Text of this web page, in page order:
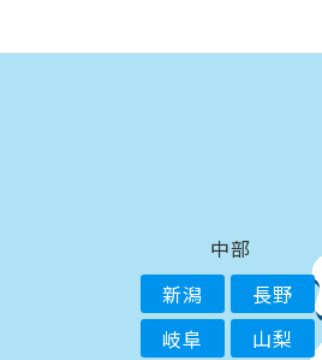
中部
新潟
長野
岐阜
山梨